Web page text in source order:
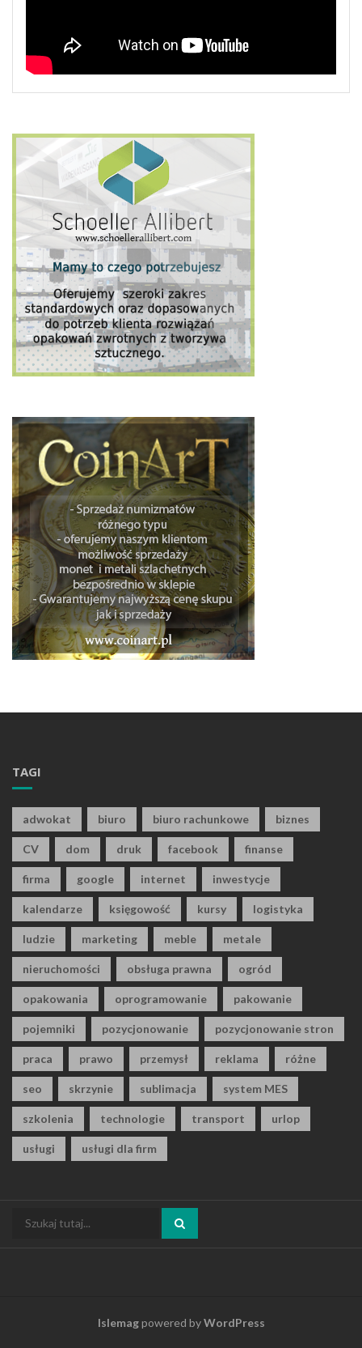
TAGI
adwokat biuro biuro rachunkowe biznes
CV dom druk facebook finanse
firma google internet inwestycje
kalendarze księgowość kursy logistyka
ludzie marketing meble metale
nieruchomości obsługa prawna ogród
opakowania oprogramowanie pakowanie
pojemniki pozycjonowanie pozycjonowanie stron
praca prawo przemysł reklama różne
seo skrzynie sublimacja system MES
szkolenia technologie transport urlop
usługi usługi dla firm
Islemagpowered byWordPress